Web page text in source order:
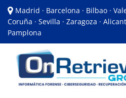
Madrid · Barcelona · Bilbao ·
Coruña · Sevilla · Zaragoza ·
Pamplona